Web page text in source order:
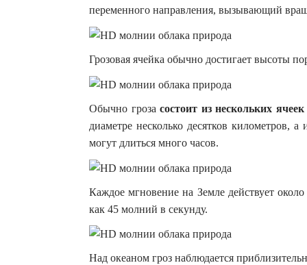
переменного направления, вызывающий
Грозовая ячейка обычно достигает высоты
Обычно грозасостоит из нескольких ячеек
диаметре несколько десятков
могут длиться много часов.
Каждое мгновение на Земле действует
как 45 молний в секунду.
Над океаном гроз наблюдается